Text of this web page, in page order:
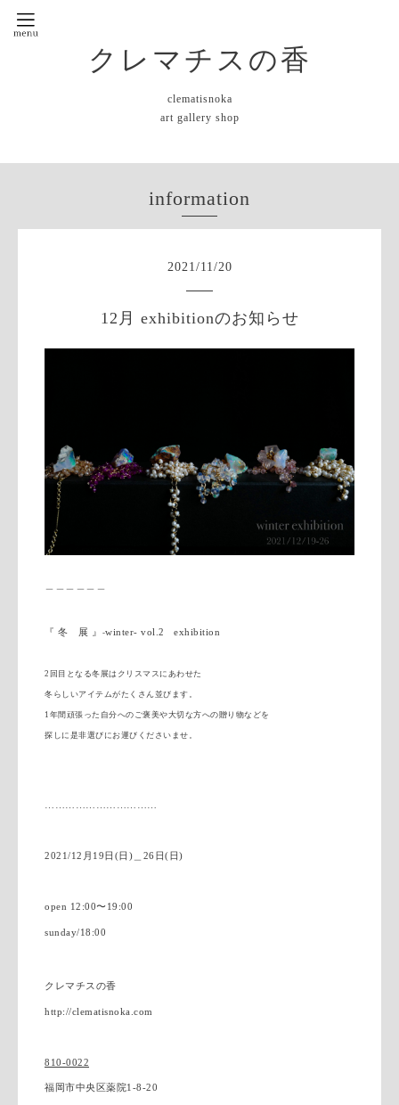
クレマチスの香
clematisnoka
art gallery shop
information
2021/11/20
12月 exhibitionのお知らせ
『 冬 展 』 -winter- vol.2 exhibition
2回目となる冬展はクリスマスにあわせた
冬らしいアイテムがたくさん並びます。
1年間頑張った自分へのご褒美や大切な方への贈り物などを
探しに 是非選びにお運びくださいませ。
2021/12 月19 日 (日 ) ＿26 日( 日)
open 12:00〜19:00
sunday/18:00
クレマチスの香
http://clematisnoka.com
810-0022
福岡市中央区薬院1-8-20